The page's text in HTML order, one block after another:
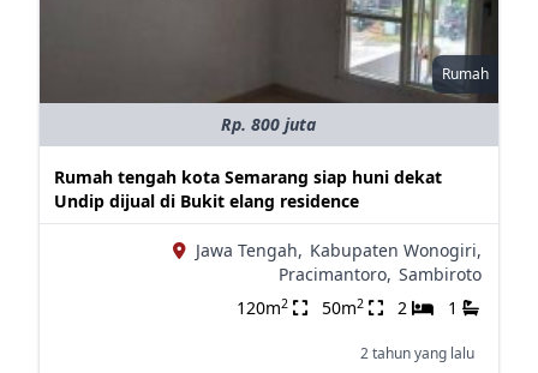
Rumah
Rp. 800 juta
Rumah tengah kota Semarang siap huni dekat
Undip dijual di Bukit elang residence
Jawa Tengah, Kabupaten Wonogiri,
Pracimantoro, Sambiroto
120m2 50m2 2 1
2 tahun yang lalu